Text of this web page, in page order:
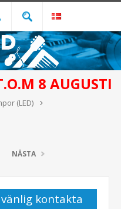
8 AUGUSTI
(LED)
NÄSTA
kontakta